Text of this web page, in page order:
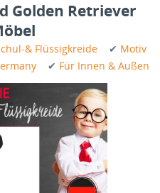
Golden Retriever
& Flüssigkreide ✔ Motiv
✔ Für Innen & Außen